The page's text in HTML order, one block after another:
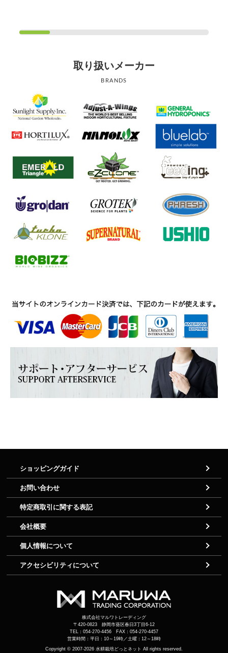
取り扱いメーカー
BRANDS
ショッピングガイド
お問い合わせ
特定商取引に関する表記
会社概要
個人情報について
アクセシビリティについて
株式会社マルワトレーディング
〒420-0823 静岡市葵区春日3丁目6-12
TEL：054-270-4456 FAX：054-270-4457
営業時間：平日：10～19時／土曜：12～18時
Copyright © 2007-2026 水耕栽培どっとネット All rights reserved.